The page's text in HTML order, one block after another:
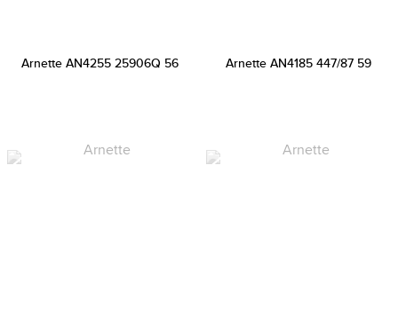
Arnette AN4255 25906Q 56 Arnette AN4185 447/87 59